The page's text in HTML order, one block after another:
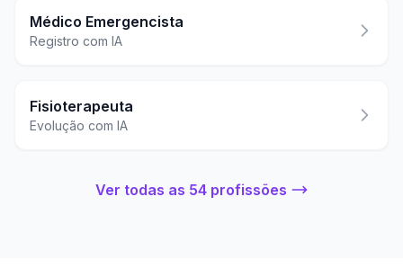
Médico Emergencista
Registro com IA
Fisioterapeuta
Evolução com IA
Ver todas as 54 profissões